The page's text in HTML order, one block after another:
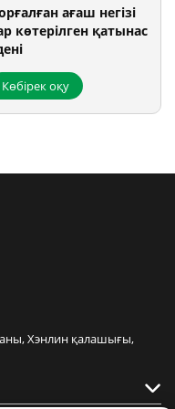
ағаш негізі
көтерілген қатынас
Көбірек оқу
Хэнлин қалашығы,